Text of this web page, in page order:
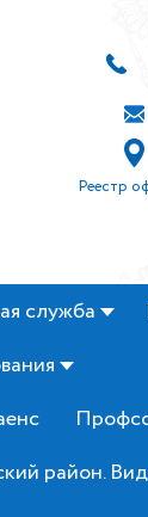
Реестр
служба
район.